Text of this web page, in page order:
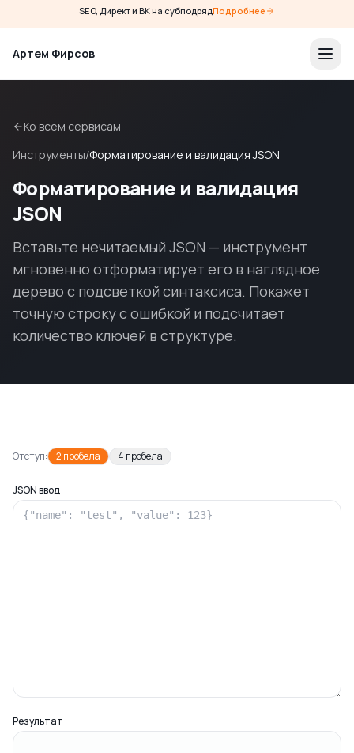
SEO, Директ и ВК на субподрядПодробнее
Артем Фирсов
Ко всем сервисам
Инструменты/Форматирование и валидация JSON
Форматирование и валидация
JSON
Вставьте нечитаемый JSON — инструмент
мгновенно отформатирует его в наглядное
дерево с подсветкой синтаксиса. Покажет
точную строку с ошибкой и подсчитает
количество ключей в структуре.
Отступ: 2 пробела 4 пробела
JSON ввод
Результат